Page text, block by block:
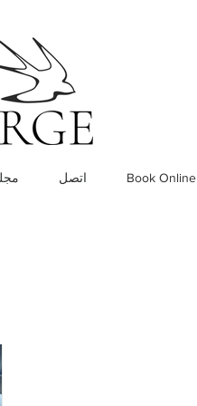
اتصل Book Online